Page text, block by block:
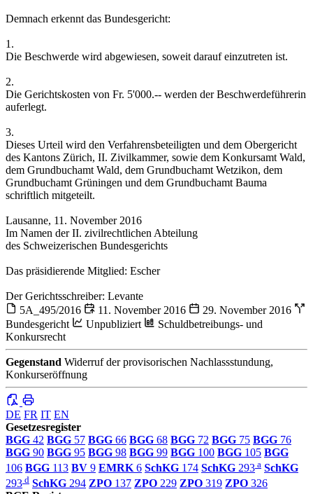
Demnach erkennt das Bundesgericht:
1.
Die Beschwerde wird abgewiesen, soweit darauf einzutreten ist.
2.
Die Gerichtskosten von Fr. 5'000.-- werden der Beschwerdeführerin
auferlegt.
3.
Dieses Urteil wird den Verfahrensbeteiligten und dem Obergericht
des Kantons Zürich, II. Zivilkammer, sowie dem Konkursamt Wald,
dem Grundbuchamt Wald, dem Grundbuchamt Wetzikon, dem
Grundbuchamt Grüningen und dem Grundbuchamt Bauma
schriftlich mitgeteilt.
Lausanne, 11. November 2016
Im Namen der II. zivilrechtlichen Abteilung
des Schweizerischen Bundesgerichts
Das präsidierende Mitglied: Escher
Der Gerichtsschreiber: Levante
5A_495/2016
11. November 2016
29. November 2016
Bundesgericht
Unpubliziert
Schuldbetreibungs- und
Konkursrecht
Gegenstand Widerruf der provisorischen Nachlassstundung,
Konkurseröffnung
DE FR IT EN
Gesetzesregister
BGG 42 BGG 57 BGG 66 BGG 68 BGG 72 BGG 75 BGG 76
BGG 90 BGG 95 BGG 98 BGG 99 BGG 100 BGG 105 BGG
106 BGG 113 BV 9 EMRK 6 SchKG 174 SchKG 293 a SchKG
293 d SchKG 294 ZPO 137 ZPO 229 ZPO 319 ZPO 326